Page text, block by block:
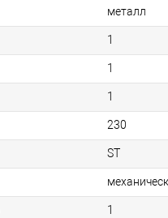
металл
1
1
1
230
ST
1